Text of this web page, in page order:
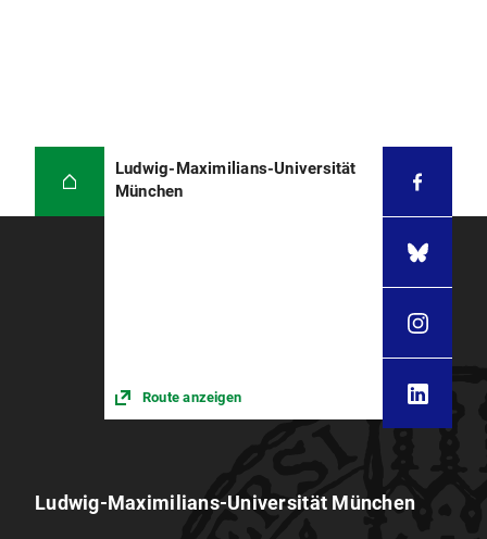
Ludwig-Maximilians-Universität
München
Route anzeigen
Ludwig-Maximilians-Universität München